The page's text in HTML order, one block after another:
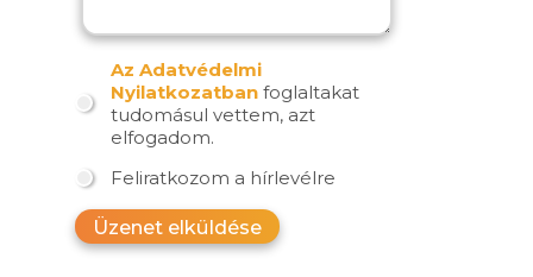
Az Adatvédelmi
Nyilatkozatban foglaltakat
tudomásul vettem, azt
elfogadom.
Feliratkozom a hírlevélre
Üzenet elküldése